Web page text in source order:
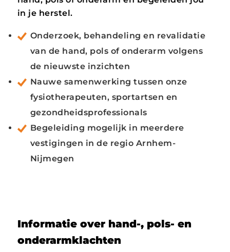
in je herstel.
Onderzoek, behandeling en revalidatie
van de hand, pols of onderarm volgens
de nieuwste inzichten
Nauwe samenwerking tussen onze
fysiotherapeuten, sportartsen en
gezondheidsprofessionals
Begeleiding mogelijk in meerdere
vestigingen in de regio Arnhem-
Nijmegen
Informatie over hand-, pols- en
onderarmklachten